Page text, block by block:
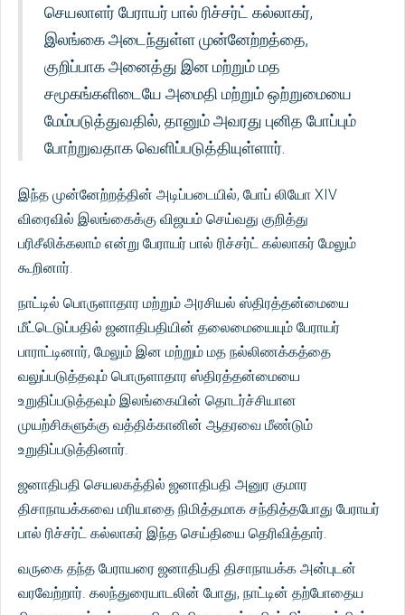
செயலாளர் பேராயர் பால் ரிச்சர்ட் கல்லாகர்,
இலங்கை அடைந்துள்ள முன்னேற்றத்தை,
குறிப்பாக அனைத்து இன மற்றும் மத
சமூகங்களிடையே அமைதி மற்றும் ஒற்றுமையை
மேம்படுத்துவதில், தானும் அவரது புனித போப்பும்
போற்றுவதாக வெளிப்படுத்தியுள்ளார்.
இந்த முன்னேற்றத்தின் அடிப்படையில், போப் லியோ XIV
விரைவில் இலங்கைக்கு விஜயம் செய்வது குறித்து
பரிசீலிக்கலாம் என்று பேராயர் பால் ரிச்சர்ட் கல்லாகர் மேலும்
கூறினார்.
நாட்டில் பொருளாதார மற்றும் அரசியல் ஸ்திரத்தன்மையை
மீட்டெடுப்பதில் ஜனாதிபதியின் தலைமையையும் பேராயர்
பாராட்டினார், மேலும் இன மற்றும் மத நல்லிணக்கத்தை
வலுப்படுத்தவும் பொருளாதார ஸ்திரத்தன்மையை
உறுதிப்படுத்தவும் இலங்கையின் தொடர்ச்சியான
முயற்சிகளுக்கு வத்திக்கானின் ஆதரவை மீண்டும்
உறுதிப்படுத்தினார்.
ஜனாதிபதி செயலகத்தில் ஜனாதிபதி அனுர குமார
திசாநாயக்கவை மரியாதை நிமித்தமாக சந்தித்தபோது பேராயர்
பால் ரிச்சர்ட் கல்லாகர் இந்த செய்தியை தெரிவித்தார்.
வருகை தந்த பேராயரை ஜனாதிபதி திசாநாயக்க அன்புடன்
வரவேற்றார். கலந்துரையாடலின் போது, ​​நாட்டின் தற்போதைய